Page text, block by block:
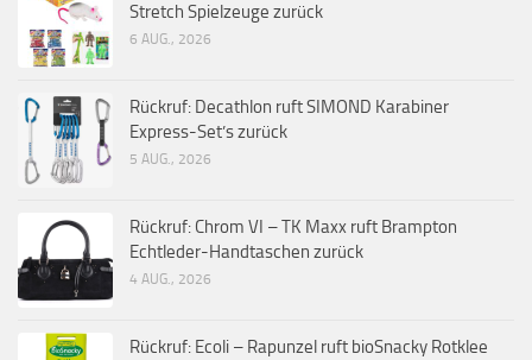
Stretch Spielzeuge zurück
6 AUG., 2026
Rückruf: Decathlon ruft SIMOND Karabiner
Express-Set’s zurück
5 AUG., 2026
Rückruf: Chrom VI – TK Maxx ruft Brampton
Echtleder-Handtaschen zurück
4 AUG., 2026
Rückruf: Ecoli – Rapunzel ruft bioSnacky Rotklee